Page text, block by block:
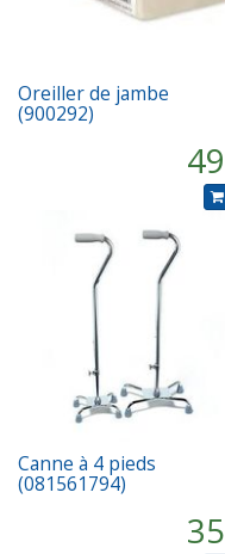
Oreiller de jambe
(900292)
49
Canne à 4 pieds
(081561794)
35